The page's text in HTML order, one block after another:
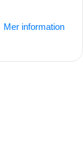
Mer information